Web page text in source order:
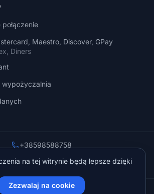
Maestro, Discover, GPay
Diners
wypożyczalnia
+38598588758
put 9, Veliko Brdo, Makarska
Sol d.o.o.. Wszelkie prawa zastrzeżone.
na tej witrynie będą lepsze dzięki
Zezwalaj na cookie